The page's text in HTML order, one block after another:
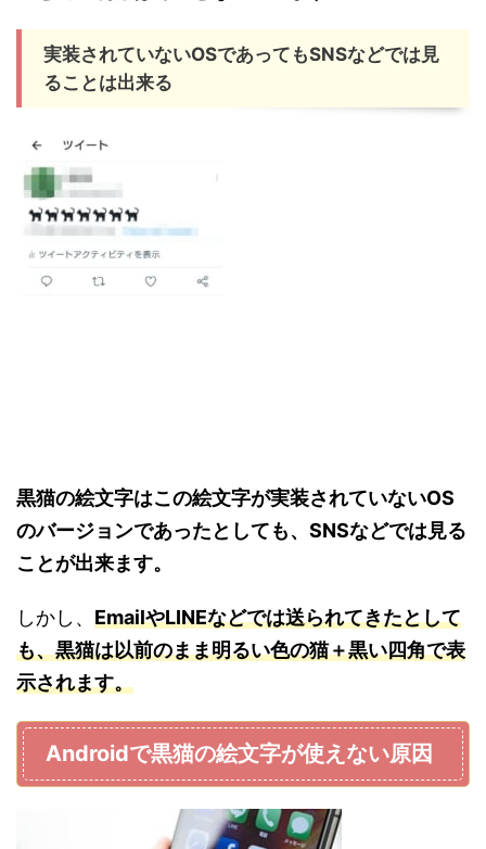
実装されていないOSであってもSNSなどでは見
ることは出来る
黒猫の絵文字はこの絵文字が実装されていないOS
のバージョンであったとしても、SNSなどでは見る
ことが出来ます。
しかし、 EmailやLINEなどでは送られてきたとして
も、黒猫は以前のまま明るい色の猫＋黒い四角で表
示されます。
Androidで黒猫の絵文字が使えない原因